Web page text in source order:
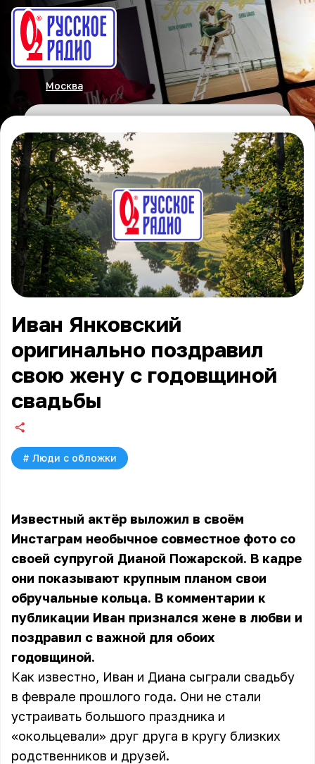
Москва
Иван Янковский
оригинально поздравил
свою жену с годовщиной
свадьбы
# Люди с обложки
Известный актёр выложил в своём
Инстаграм необычное совместное фото со
своей супругой Дианой Пожарской. В кадре
они показывают крупным планом свои
обручальные кольца. В комментарии к
публикации Иван признался жене в любви и
поздравил с важной для обоих
годовщиной.
Как известно, Иван и Диана сыграли свадьбу
в феврале прошлого года. Они не стали
устраивать большого праздника и
«окольцевали» друг друга в кругу близких
родственников и друзей.